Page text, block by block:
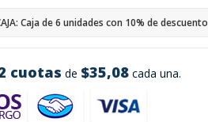
cuotas de $35,08cada una.
Caja de 6 unidades con 10% de descuento